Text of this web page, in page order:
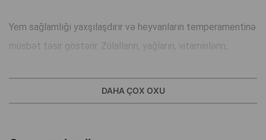
Yem sağlamlığı yaxşılaşdırır və heyvanların temperamentinə
müsbət təsir göstərir. Zülalların, yağların, vitaminlərin,
böyüməsini təmin edir.
DAHA ÇOX OXU